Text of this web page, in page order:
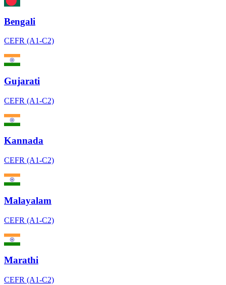
Bengali
CEFR (A1-C2)
Gujarati
CEFR (A1-C2)
Kannada
CEFR (A1-C2)
Malayalam
CEFR (A1-C2)
Marathi
CEFR (A1-C2)